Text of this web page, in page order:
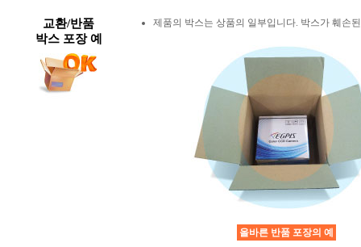
교환/반품
박스 포장 예
제품의 박스는 상품의 일부입니다. 박스가 훼손
올바른 반품 포장의 예